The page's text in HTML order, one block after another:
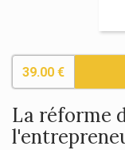
39.00 €
La réforme